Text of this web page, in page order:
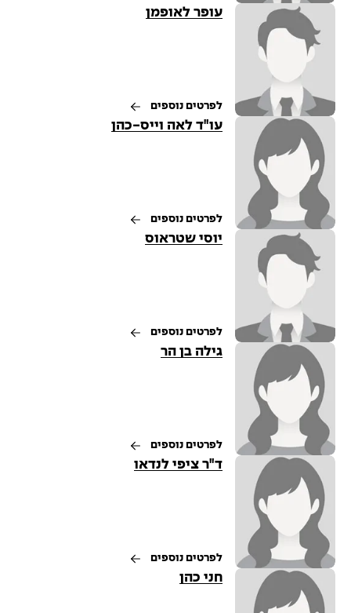
עופר לאופמן
לפרטים נוספים
עו"ד לאה וייס-כהן
לפרטים נוספים
יוסי שטראוס
לפרטים נוספים
גילה בן הר
לפרטים נוספים
ד"ר ציפי לנדאו
לפרטים נוספים
חני כהן